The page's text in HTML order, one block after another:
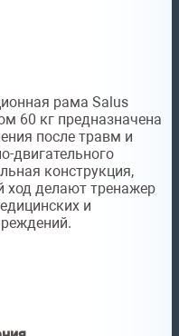
рама Salus
60 кг предназначена
после травм и
двигательного
конструкция,
ход делают тренажер
и